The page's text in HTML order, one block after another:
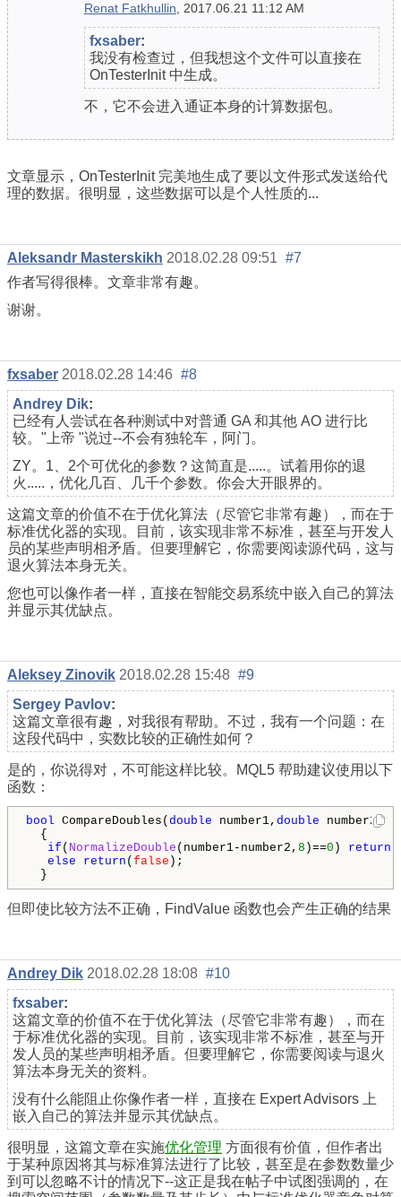
Renat Fatkhullin, 2017.06.21 11:12 AM
fxsaber:
我没有检查过，但我想这个文件可以直接在
OnTesterInit 中生成。
不，它不会进入通证本身的计算数据包。
文章显示，OnTesterInit 完美地生成了要以文件形式发送给代
理的数据。很明显，这些数据可以是个人性质的...
Aleksandr Masterskikh 2018.02.28 09:51 #7
作者写得很棒。文章非常有趣。
谢谢。
fxsaber 2018.02.28 14:46 #8
Andrey Dik:
已经有人尝试在各种测试中对普通 GA 和其他 AO 进行比
较。"上帝 "说过--不会有独轮车，阿门。
ZY。1、2个可优化的参数？这简直是.....。试着用你的退
火.....，优化几百、几千个参数。你会大开眼界的。
这篇文章的价值不在于优化算法（尽管它非常有趣），而在于
标准优化器的实现。目前，该实现非常不标准，甚至与开发人
员的某些声明相矛盾。但要理解它，你需要阅读源代码，这与
退火算法本身无关。
您也可以像作者一样，直接在智能交易系统中嵌入自己的算法
并显示其优缺点。
Aleksey Zinovik 2018.02.28 15:48 #9
Sergey Pavlov:
这篇文章很有趣，对我很有帮助。不过，我有一个问题：在
这段代码中，实数比较的正确性如何？
是的，你说得对，不可能这样比较。MQL5 帮助建议使用以下
函数：
bool CompareDoubles( double number1, double number2)
{
if ( NormalizeDouble (number1-number2, 8 )==0 ) return
else
return ( false );
}
但即使比较方法不正确，FindValue 函数也会产生正确的结果
Andrey Dik 2018.02.28 18:08 #10
fxsaber:
这篇文章的价值不在于优化算法（尽管它非常有趣），而在
于标准优化器的实现。目前，该实现非常不标准，甚至与开
发人员的某些声明相矛盾。但要理解它，你需要阅读与退火
算法本身无关的资料。
没有什么能阻止你像作者一样，直接在 Expert Advisors 上
嵌入自己的算法并显示其优缺点。
很明显，这篇文章在实施优化管理 方面很有价值，但作者出
于某种原因将其与标准算法进行了比较，甚至是在参数数量少
到可以忽略不计的情况下--这正是我在帖子中试图强调的，在